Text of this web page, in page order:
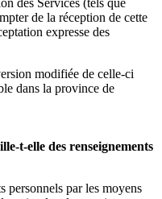
de la réception de cette
expresse des
modifiée de celle-ci
dans la province de
t-elle des renseignements
personnels par les moyens